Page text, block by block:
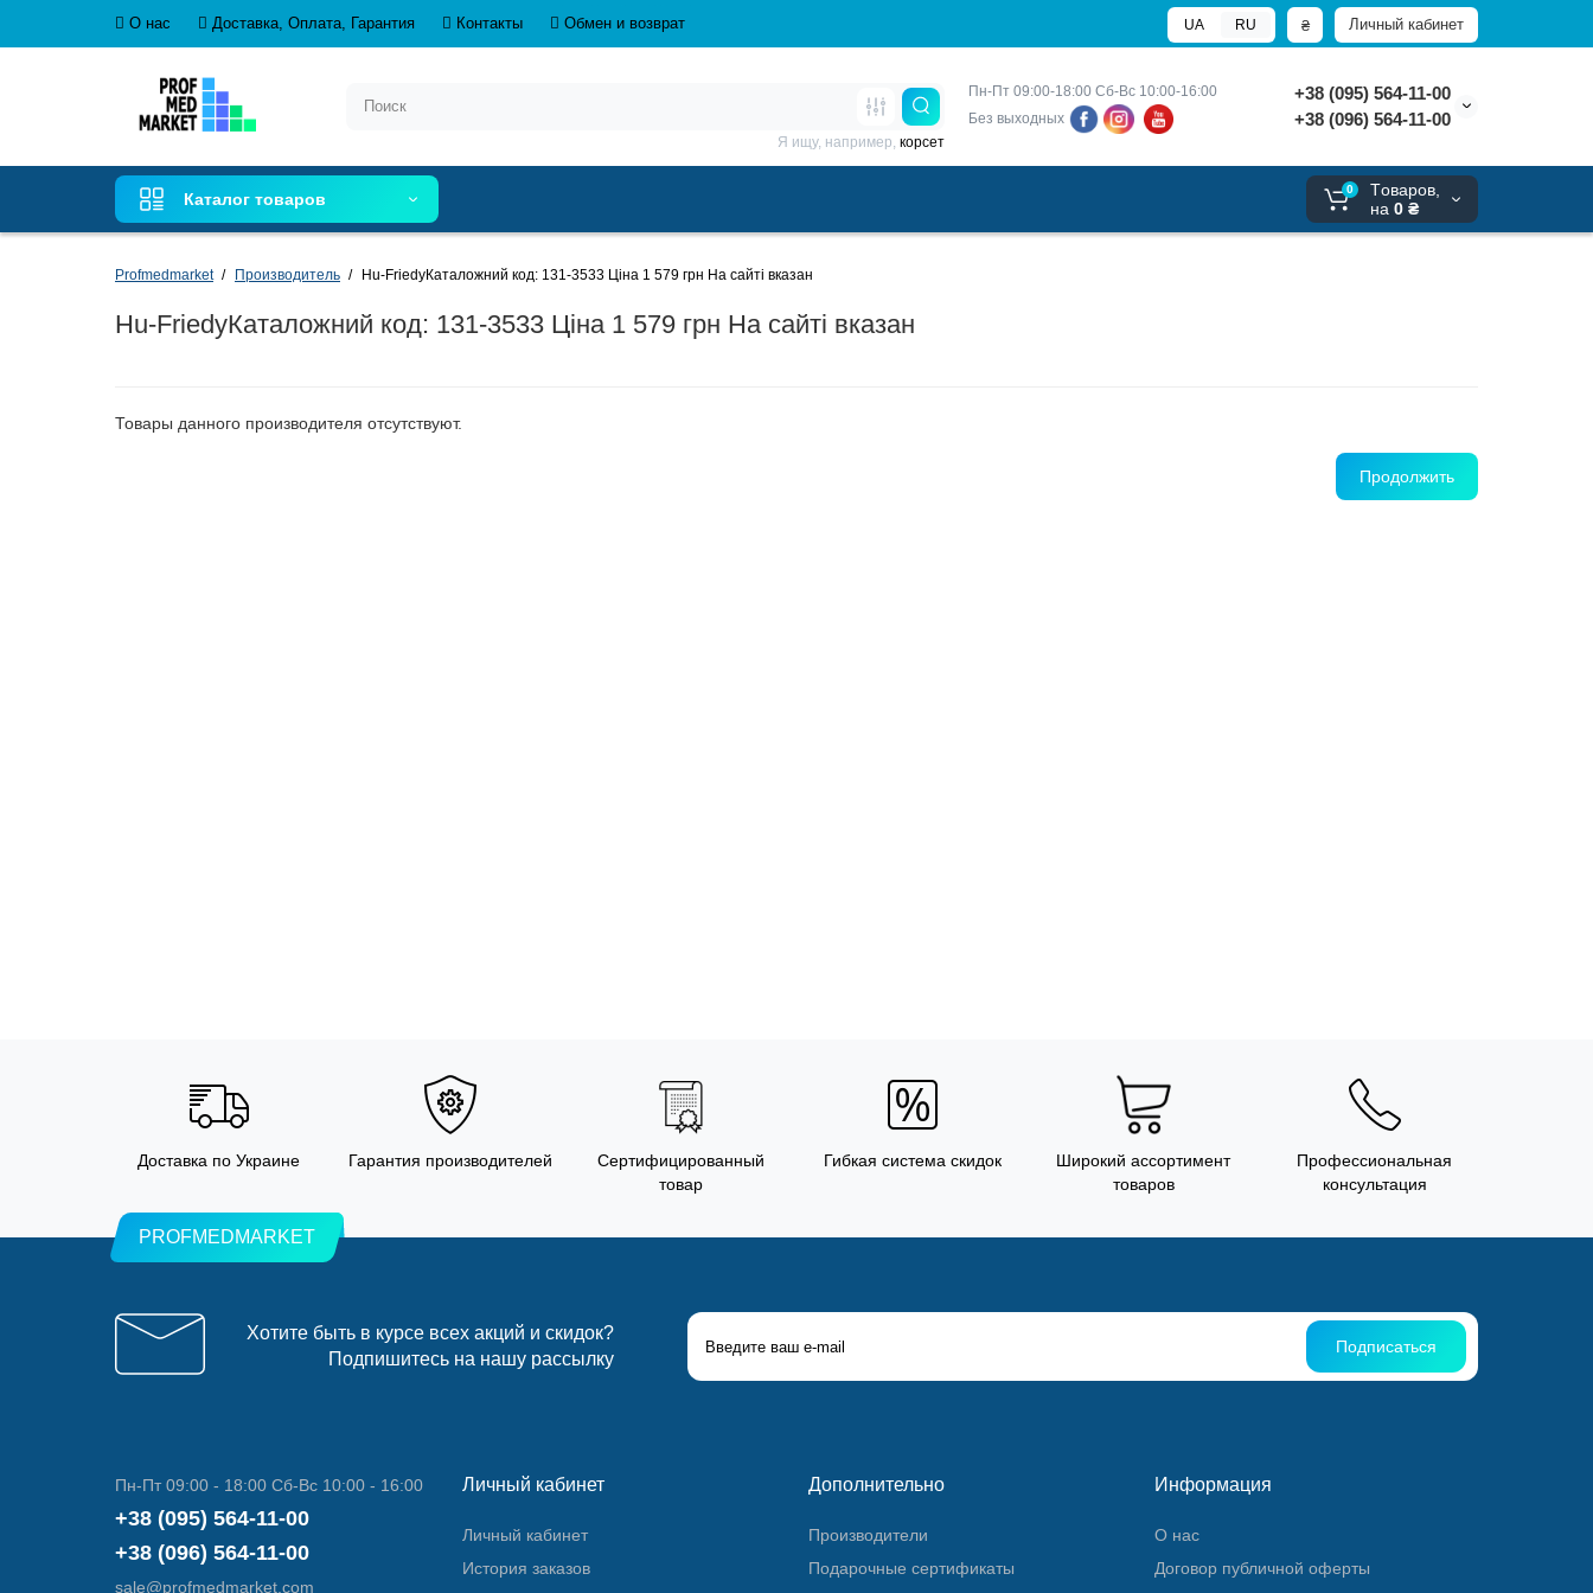
О нас Доставка, Оплата, Гарантия Контакты Обмен и возврат Личный кабинет
₴
UA RU
Пн-Пт 09:00-18:00 Сб-Вс 10:00-16:00
Без выходных
+38 (095) 564-11-00
+38 (096) 564-11-00
Я ищу, например, корсет
Каталог товаров
0
Tоваров,
на 0 ₴
Profmedmarket Производитель Hu-FriedyКаталожний код: 131-3533 Ціна 1 579 грн На сайті вказан
Hu-FriedyКаталожний код: 131-3533 Ціна 1 579 грн На сайті вказан
Товары данного производителя отсутствуют.
Продолжить
Доставка по Украине Гарантия производителей
Сертифицированный
товар
Гибкая система скидок
Широкий ассортимент
товаров
Профессиональная
консультация
PROFMEDMARKET
Хотите быть в курсе всех акций и скидок?
Подпишитесь на нашу рассылку
Подписаться
Пн-Пт 09:00 - 18:00 Сб-Вс 10:00 - 16:00
+38 (095) 564-11-00
+38 (096) 564-11-00
sale@profmedmarket.com
Личный кабинет
Личный кабинет
История заказов
Дополнительно
Производители
Подарочные сертификаты
Информация
О нас
Договор публичной оферты